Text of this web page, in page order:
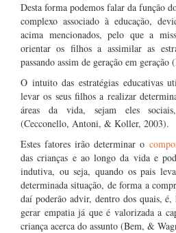
Desta forma podemos falar da função
complexo associado à educação,
acima mencionados, pelo que a
orientar os filhos a assimilar as
passando assim de geração em
O intuito das estratégias educativas
levar os seus filhos a realizar
áreas da vida, sejam eles
(Cecconello, Antoni, & Koller, 2003).
Estes fatores irão determinar o
das crianças e ao longo da vida e
indutiva, ou seja, quando os pais
determinada situação, de forma a
daí poderão advir, dentro dos quais,
gerar empatia já que é valorizada a
criança acerca do assunto (Bem, &